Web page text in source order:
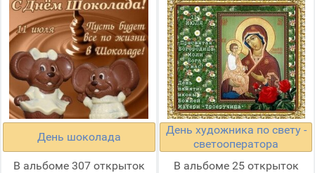
День шоколада
В альбоме 307 открыток
День художника по свету -
светооператора
В альбоме 25 открыток